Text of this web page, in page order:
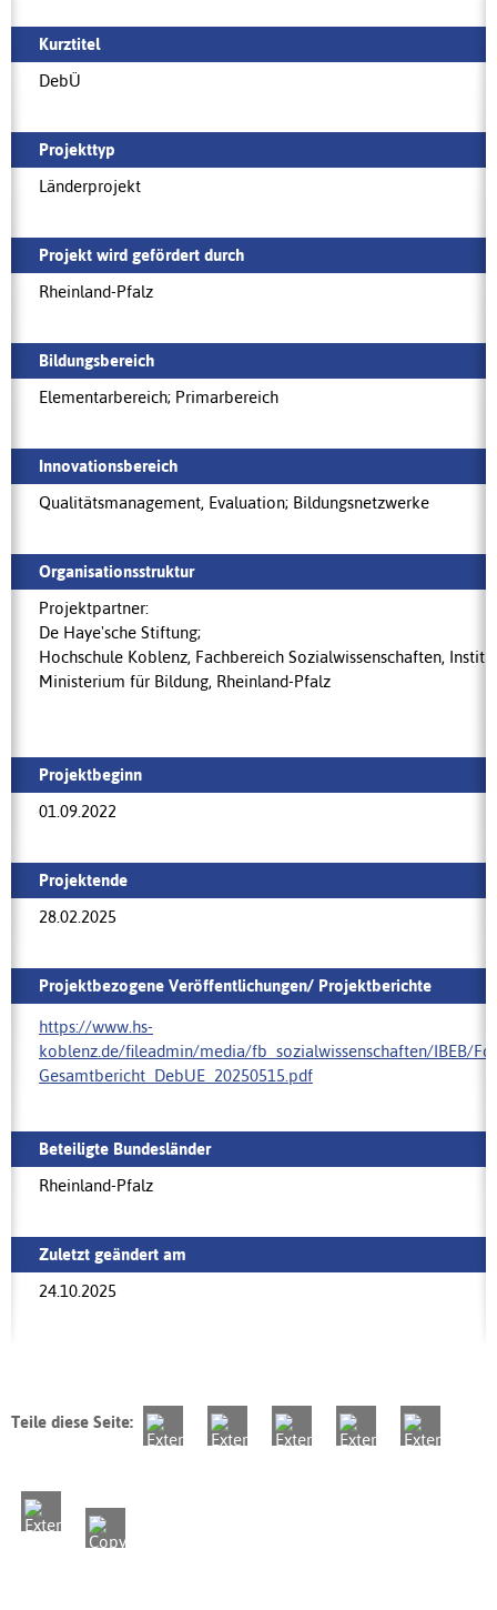
Kurztitel
DebÜ
Projekttyp
Länderprojekt
Projekt wird gefördert durch
Rheinland-Pfalz
Bildungsbereich
Elementarbereich; Primarbereich
Innovationsbereich
Qualitätsmanagement, Evaluation; Bildungsnetzwerke
Organisationsstruktur
Projektpartner:
De Haye'sche Stiftung;
Hochschule Koblenz, Fachbereich Sozialwissenschaften,
Ministerium für Bildung, Rheinland-Pfalz
Projektbeginn
01.09.2022
Projektende
28.02.2025
Projektbezogene Veröffentlichungen/ Projektberichte
https://www.hs-
koblenz.de/fileadmin/media/fb_sozialwissenschaften/IBEB/
Gesamtbericht_DebUE_20250515.pdf
Beteiligte Bundesländer
Rheinland-Pfalz
Zuletzt geändert am
24.10.2025
Teile diese Seite: